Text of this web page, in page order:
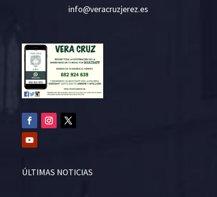
se.ze
rejzu
rcare
v@ofn
i
ÚLTIMAS NOTICIAS